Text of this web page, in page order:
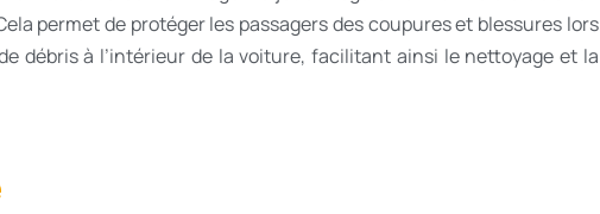
permet de protéger les passagers des coupures et blessures lors
débris à l’intérieur de la voiture, facilitant ainsi le nettoyage et la